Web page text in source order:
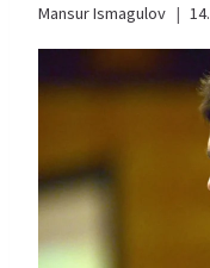
Mansur Ismagulov